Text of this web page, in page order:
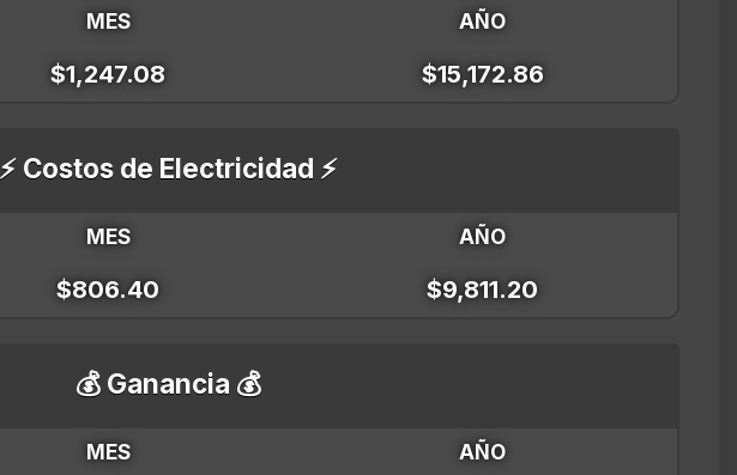
MES AÑO
$1,247.08 $15,172.86
⚡ Costos de Electricidad ⚡
MES AÑO
$806.40 $9,811.20
💰 Ganancia 💰
MES AÑO